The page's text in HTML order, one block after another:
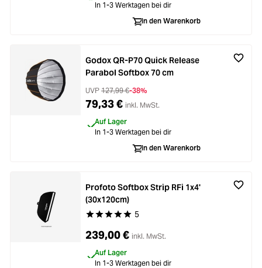
In 1-3 Werktagen bei dir
In den Warenkorb
Godox QR-P70 Quick Release
Parabol Softbox 70 cm
UVP 127,99 €-38%
79,33 € inkl. MwSt.
Auf Lager
In 1-3 Werktagen bei dir
In den Warenkorb
Durchschnittliche Bewertung von 5 von 5
5
Profoto Softbox Strip RFi 1x4'
(30x120cm)
239,00 € inkl. MwSt.
Auf Lager
In 1-3 Werktagen bei dir